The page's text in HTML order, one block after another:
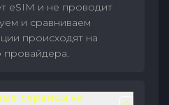
eSIM и не проводит
и сравниваем
происходят на
провайдера.
сервисы на